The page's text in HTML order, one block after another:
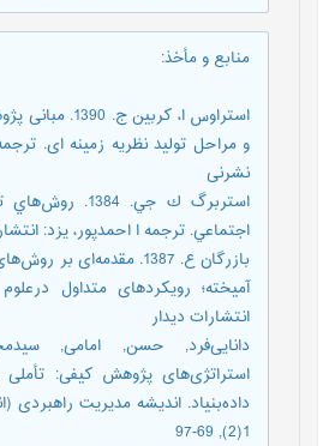
منابع و مأخذ:
استراوس ا، کربین ج.
و مراحل تولید نظریه زمینه ای. ترجمه
نشرنی
استربرگ ك جي.
اجتماعي. ترجمه ا احمدپور، يزد:
بازرگان ع. 1387. مقدمه‌ای
آمیخته؛ رویکردهای متداول درعلوم
انتشارات دیدار
استراتژی‌های پژوهش کیفی: تأملی
‌داده‌بنیاد. اندیشه مدیریت راهبردی